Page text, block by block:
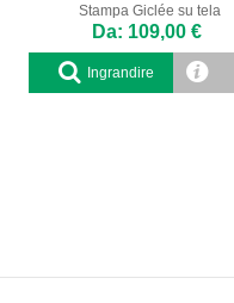
Stampa Giclée su tela
Da: 109,00 €
Ingrandire